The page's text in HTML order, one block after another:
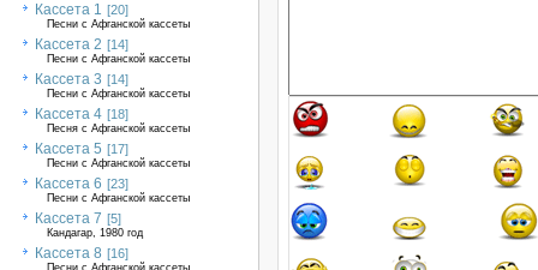
Кассета 1 [20]
Песни с Афганской кассеты
Кассета 2 [14]
Песни с Афганской кассеты
Кассета 3 [14]
Песни с Афганской кассеты
Кассета 4 [18]
Песня с Афганской кассеты
Кассета 5 [17]
Песни с Афганской кассеты
Кассета 6 [23]
Песни с Афганской кассеты
Кассета 7 [5]
Кандагар, 1980 год
Кассета 8 [16]
Песни с Афганской кассеты